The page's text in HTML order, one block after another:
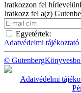
Iratkozzon fel
Iratkozz fel a(z)
Egyetértek:
Adatvédelmi tájékoztató
©
Adatvédelmi